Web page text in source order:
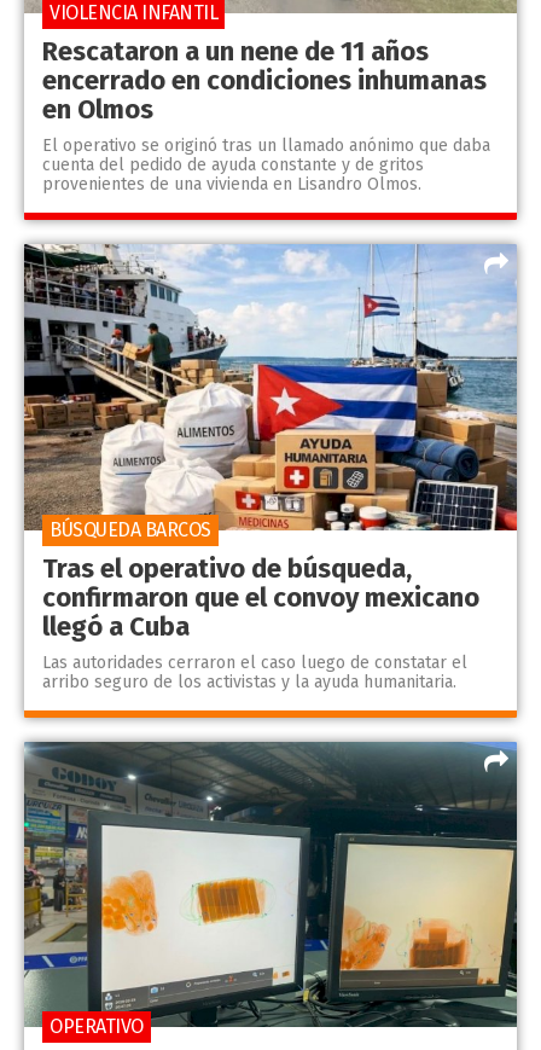
Rescataron a un nene de 11 años
encerrado en condiciones inhumanas
en Olmos
El operativo se originó tras un llamado anónimo que daba
cuenta del pedido de ayuda constante y de gritos
provenientes de una vivienda en Lisandro Olmos.
VIOLENCIA INFANTIL
Tras el operativo de búsqueda,
confirmaron que el convoy mexicano
llegó a Cuba
Las autoridades cerraron el caso luego de constatar el
arribo seguro de los activistas y la ayuda humanitaria.
BÚSQUEDA BARCOS
OPERATIVO